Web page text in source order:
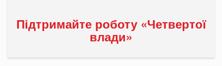
Підтримайте роботу «Четвертої
влади»